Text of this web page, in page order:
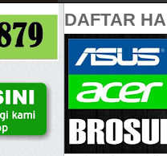
DAFTAR